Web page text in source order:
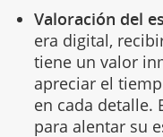
Valoración del
era digital,
tiene un valor
apreciar el
en cada detalle.
para alentar su